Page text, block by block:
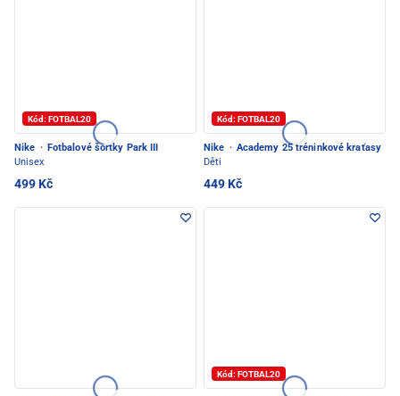
Kód: FOTBAL20
Nike · Fotbalové šortky Park III
Unisex
499 Kč
Kód: FOTBAL20
Nike · Academy 25 tréninkové kraťasy
Děti
449 Kč
Kód: FOTBAL20